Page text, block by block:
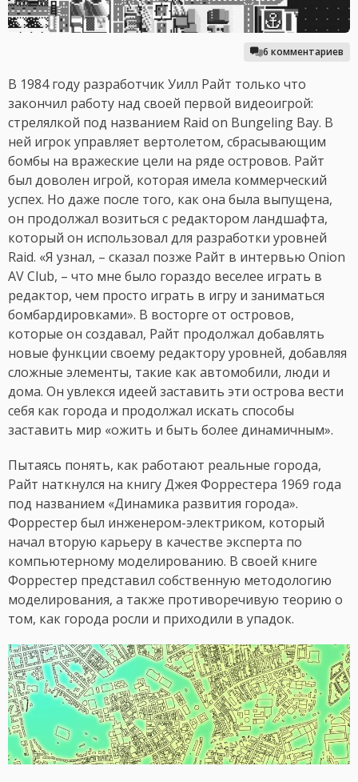
6 комментариев
В 1984 году разработчик Уилл Райт только что
закончил работу над своей первой видеоигрой:
стрелялкой под названием Raid on Bungeling Bay. В
ней игрок управляет вертолетом, сбрасывающим
бомбы на вражеские цели на ряде островов. Райт
был доволен игрой, которая имела коммерческий
успех. Но даже после того, как она была выпущена,
он продолжал возиться с редактором ландшафта,
который он использовал для разработки уровней
Raid. «Я узнал, – сказал позже Райт в интервью Onion
AV Club, – что мне было гораздо веселее играть в
редактор, чем просто играть в игру и заниматься
бомбардировками». В восторге от островов,
которые он создавал, Райт продолжал добавлять
новые функции своему редактору уровней, добавляя
сложные элементы, такие как автомобили, люди и
дома. Он увлекся идеей заставить эти острова вести
себя как города и продолжал искать способы
заставить мир «ожить и быть более динамичным».
Пытаясь понять, как работают реальные города,
Райт наткнулся на книгу Джея Форрестера 1969 года
под названием «Динамика развития города».
Форрестер был инженером-электриком, который
начал вторую карьеру в качестве эксперта по
компьютерному моделированию. В своей книге
Форрестер представил собственную методологию
моделирования, а также противоречивую теорию о
том, как города росли и приходили в упадок.